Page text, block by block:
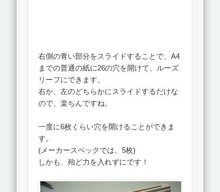
右側の青い部分をスライドすることで、A4
までの普通の紙に26の穴を開けて、ルーズ
リーフにできます。
右か、左のどちらかにスライドするだけな
ので、楽ちんですね。
一度に6枚くらい穴を開けることができま
す。
(メーカースペックでは、5枚)
しかも、殆ど力を入れずにです！